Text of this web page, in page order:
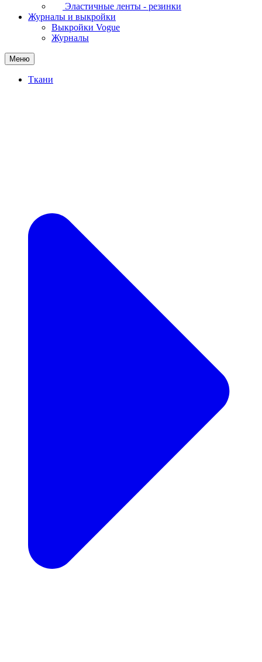
Эластичные ленты - резинки
Журналы и выкройки
Выкройки Vogue
Журналы
Меню
Ткани